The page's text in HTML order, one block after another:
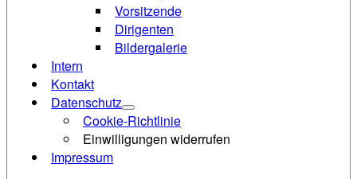
Vorsitzende
Dirigenten
Bildergalerie
Intern
Kontakt
Datenschutz
Cookie-Richtlinie
Einwilligungen widerrufen
Impressum